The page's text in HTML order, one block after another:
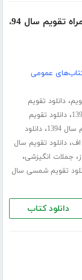
دانلود 365 پیام انگیزشی و عبارت تاکیدی به همراه تقویم سال 94،
عمومی
،دانلود تقویم
،دانلود تقویم
1394 ،دانلود
،دانلود تقویم سال
، جملات انگیزشی،
تقویم شمسی سال
دانلود کتاب